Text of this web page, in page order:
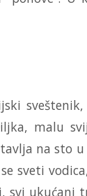
malu
na sto
sveti
svi